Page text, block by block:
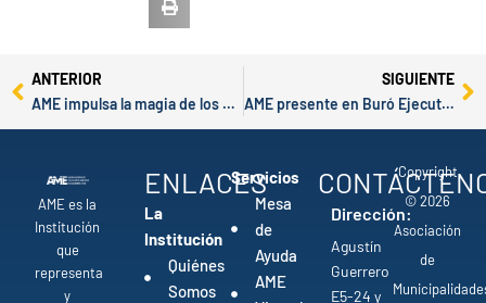
Prev
ANTERIOR
AME impulsa la magia de los pueblos turísticos de la Regional 3
SIGUIENTE
AME presente en Buró Ejecutivo de FLACMA y la Asamblea General de Ciudades BRICS+
AME es la
Institución
que
representa
y
ENLACES
La
Institución
Quiénes
Somos
Servicios
Mesa
de
Ayuda
AME
Dirección:
Agustín
Guerrero
E5-24 y
Copyright
© 2026
Asociación
de